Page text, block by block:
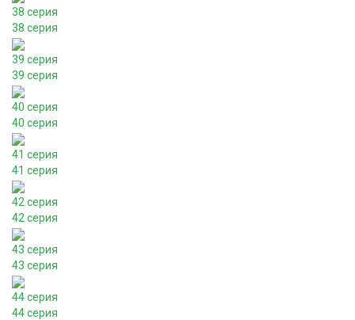
38 серия
38 серия
39 серия
39 серия
40 серия
40 серия
41 серия
41 серия
42 серия
42 серия
43 серия
43 серия
44 серия
44 серия